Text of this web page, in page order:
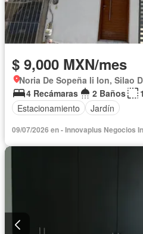
$ 9,000 MXN/mes
Noria De Sopeña Ii Ion, Silao
4 Recámaras
2 Baños
Estacionamiento
Jardín
09/07/2026 en - Innovaplus Negocios